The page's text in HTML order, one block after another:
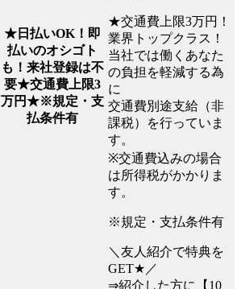
★日払いOK！即
払いのオシゴト
も！来社登録は不
要★交通費上限3
万円★※規定・支
払条件有
★交通費上限3万円！
業界トップクラス！
当社では働くあなた
の負担を軽減する為
に
交通費別途支給（非
課税）を行っていま
す。
※交通費込みの場合
は所得税がかかりま
す。
※規定・支払条件有
＼友人紹介で特典を
GET★／
⇒紹介した方に【10